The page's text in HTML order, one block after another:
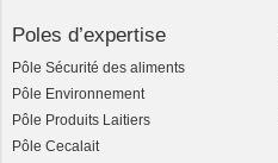
Poles d’expertise
Pôle Sécurité des aliments
Pôle Environnement
Pôle Produits Laitiers
Pôle Cecalait